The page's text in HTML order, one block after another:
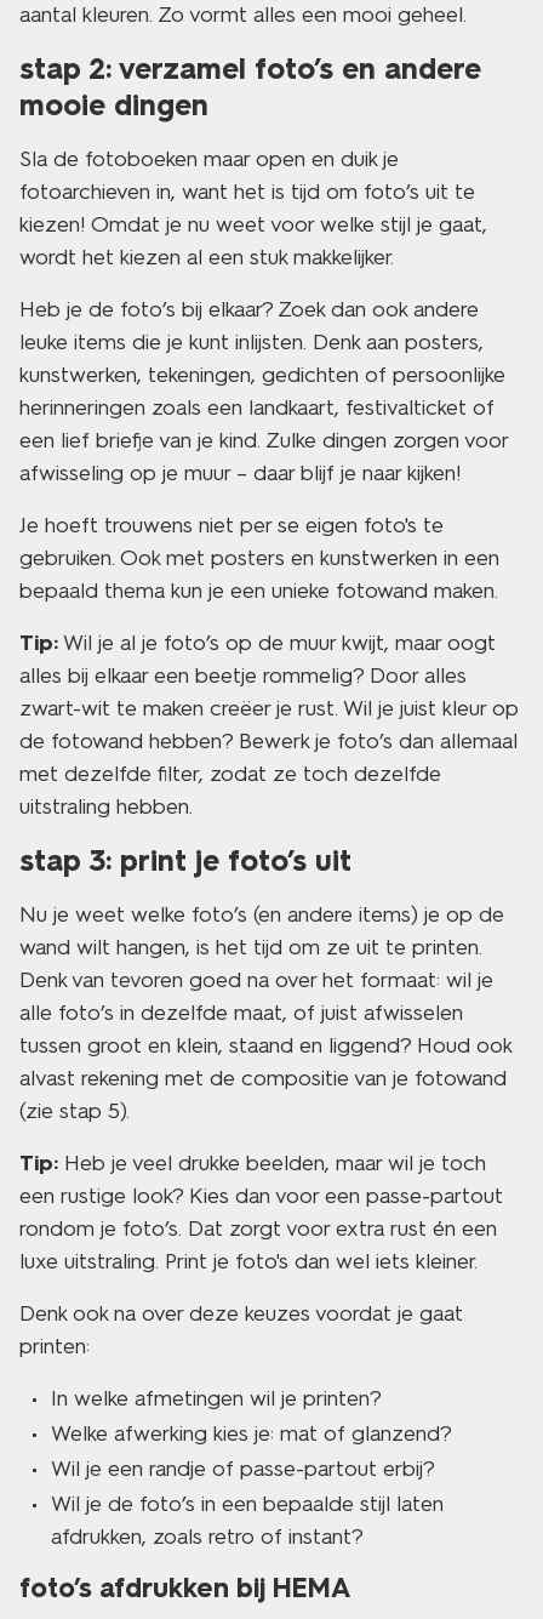
aantal kleuren. Zo vormt alles een mooi geheel.
stap 2: verzamel foto’s en andere
mooie dingen
Sla de fotoboeken maar open en duik je
fotoarchieven in, want het is tijd om foto’s uit te
kiezen! Omdat je nu weet voor welke stijl je gaat,
wordt het kiezen al een stuk makkelijker.
Heb je de foto’s bij elkaar? Zoek dan ook andere
leuke items die je kunt inlijsten. Denk aan posters,
kunstwerken, tekeningen, gedichten of persoonlijke
herinneringen zoals een landkaart, festivalticket of
een lief briefje van je kind. Zulke dingen zorgen voor
afwisseling op je muur – daar blijf je naar kijken!
Je hoeft trouwens niet per se eigen foto's te
gebruiken. Ook met posters en kunstwerken in een
bepaald thema kun je een unieke fotowand maken.
Tip:Wil je al je foto’s op de muur kwijt, maar oogt
alles bij elkaar een beetje rommelig? Door alles
zwart-wit te maken creëer je rust. Wil je juist kleur op
de fotowand hebben? Bewerk je foto’s dan allemaal
met dezelfde filter, zodat ze toch dezelfde
uitstraling hebben.
stap 3: print je foto’s uit
Nu je weet welke foto’s (en andere items) je op de
wand wilt hangen, is het tijd om ze uit te printen.
Denk van tevoren goed na over het formaat: wil je
alle foto’s in dezelfde maat, of juist afwisselen
tussen groot en klein, staand en liggend? Houd ook
alvast rekening met de compositie van je fotowand
(zie stap 5).
Tip: Heb je veel drukke beelden, maar wil je toch
een rustige look? Kies dan voor een passe-partout
rondom je foto’s. Dat zorgt voor extra rust én een
luxe uitstraling. Print je foto's dan wel iets kleiner.
Denk ook na over deze keuzes voordat je gaat
printen:
In welke afmetingen wil je printen?
Welke afwerking kies je: mat of glanzend?
Wil je een randje of passe-partout erbij?
Wil je de foto’s in een bepaalde stijl laten
afdrukken, zoals retro of instant?
foto’s afdrukken bij HEMA